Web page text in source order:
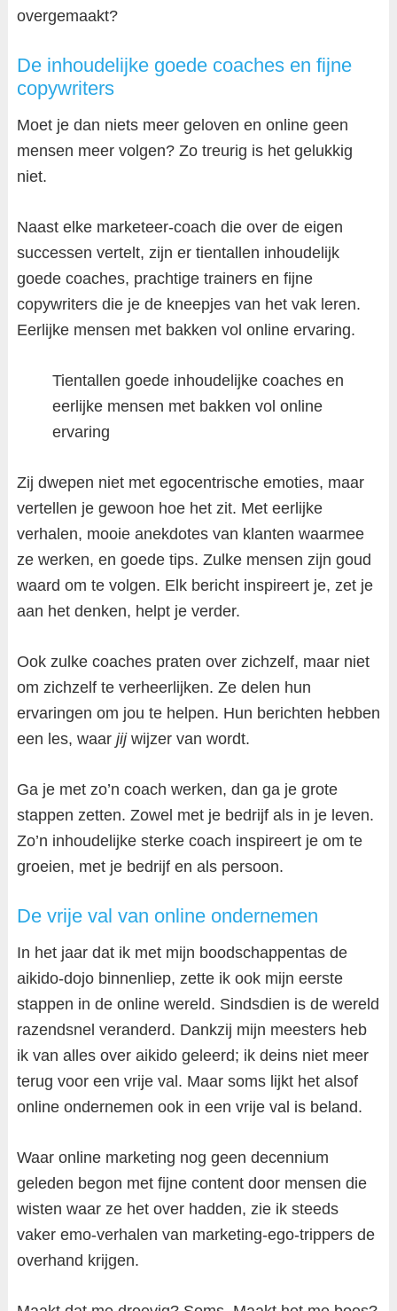
overgemaakt?
De inhoudelijke goede coaches en fijne
copywriters
Moet je dan niets meer geloven en online geen
mensen meer volgen? Zo treurig is het gelukkig
niet.
Naast elke marketeer-coach die over de eigen
successen vertelt, zijn er tientallen inhoudelijk
goede coaches, prachtige trainers en fijne
copywriters die je de kneepjes van het vak leren.
Eerlijke mensen met bakken vol online ervaring.
Tientallen goede inhoudelijke coaches en
eerlijke mensen met bakken vol online
ervaring
Zij dwepen niet met egocentrische emoties, maar
vertellen je gewoon hoe het zit. Met eerlijke
verhalen, mooie anekdotes van klanten waarmee
ze werken, en goede tips. Zulke mensen zijn goud
waard om te volgen. Elk bericht inspireert je, zet je
aan het denken, helpt je verder.
Ook zulke coaches praten over zichzelf, maar niet
om zichzelf te verheerlijken. Ze delen hun
ervaringen om jou te helpen. Hun berichten hebben
een les, waar jijwijzer van wordt.
Ga je met zo’n coach werken, dan ga je grote
stappen zetten. Zowel met je bedrijf als in je leven.
Zo’n inhoudelijke sterke coach inspireert je om te
groeien, met je bedrijf en als persoon.
De vrije val van online ondernemen
In het jaar dat ik met mijn boodschappentas de
aikido-dojo binnenliep, zette ik ook mijn eerste
stappen in de online wereld. Sindsdien is de wereld
razendsnel veranderd. Dankzij mijn meesters heb
ik van alles over aikido geleerd; ik deins niet meer
terug voor een vrije val. Maar soms lijkt het alsof
online ondernemen ook in een vrije val is beland.
Waar online marketing nog geen decennium
geleden begon met fijne content door mensen die
wisten waar ze het over hadden, zie ik steeds
vaker emo-verhalen van marketing-ego-trippers de
overhand krijgen.